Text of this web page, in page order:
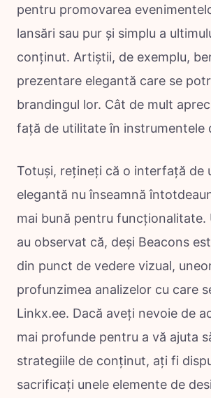
pentru promovarea
lansări sau pur și simplu a
conținut. Artiștii, de exemplu,
prezentare elegantă care se
brandingul lor. Cât de mult
față de utilitate în instrumentele
Totuși, rețineți că o interfață de
elegantă nu înseamnă
mai bună pentru funcționalitate.
au observat că, deși Beacons
din punct de vedere vizual,
profunzimea analizelor cu care
Linkx.ee. Dacă aveți nevoie de
mai profunde pentru a vă ajuta
strategiile de conținut, ați fi
sacrificați unele elemente de